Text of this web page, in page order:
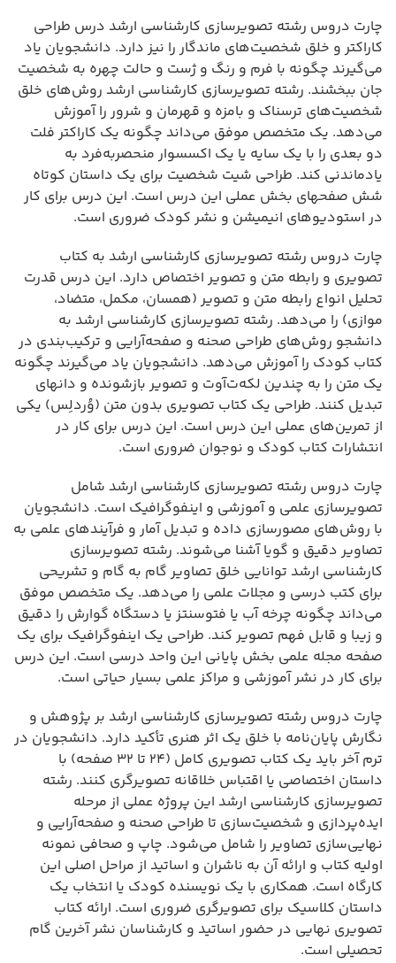
چارت دروس رشته تصویرسازی کارشناسی ارشد درس طراحی
کاراکتر و خلق شخصیت‌های ماندگار را نیز دارد. دانشجویان یاد
می‌گیرند چگونه با فرم و رنگ و ژست و حالت چهره به شخصیت
جان ببخشند. رشته تصویرسازی کارشناسی ارشد روش‌های خلق
شخصیت‌های ترسناک و بامزه و قهرمان و شرور را آموزش
می‌دهد. یک متخصص موفق می‌داند چگونه یک کاراکتر فلت
دو بعدی را با یک سایه یا یک اکسسوار منحصر‌به‌فرد به
یادماندنی کند. طراحی شیت شخصیت برای یک داستان کوتاه
شش صفحهای بخش عملی این درس است. این درس برای کار
در استودیوهای انیمیشن و نشر کودک ضروری است.
چارت دروس رشته تصویرسازی کارشناسی ارشد به کتاب
تصویری و رابطه متن و تصویر اختصاص دارد. این درس قدرت
تحلیل انواع رابطه متن و تصویر (همسان، مکمل، متضاد،
موازی) را می‌دهد. رشته تصویرسازی کارشناسی ارشد به
دانشجو روش‌های طراحی صحنه و صفحه‌آرایی و ترکیب‌بندی در
کتاب کودک را آموزش می‌دهد. دانشجویان یاد می‌گیرند چگونه
یک متن را به چندین لکه‌ت‌آوت و تصویر بازشونده و دانهای
تبدیل کنند. طراحی یک کتاب تصویری بدون متن (وُردلِس) یکی
از تمرین‌های عملی این درس است. این درس برای کار در
انتشارات کتاب کودک و نوجوان ضروری است.
چارت دروس رشته تصویرسازی کارشناسی ارشد شامل
تصویرسازی علمی و آموزشی و اینفوگرافیک است. دانشجویان
با روش‌های مصورسازی داده و تبدیل آمار و فرآیندهای علمی به
تصاویر دقیق و گویا آشنا می‌شوند. رشته تصویرسازی
کارشناسی ارشد توانایی خلق تصاویر گام به گام و تشریحی
برای کتب درسی و مجلات علمی را می‌دهد. یک متخصص موفق
می‌داند چگونه چرخه آب یا فتوسنتز یا دستگاه گوارش را دقیق
و زیبا و قابل فهم تصویر کند. طراحی یک اینفوگرافیک برای یک
صفحه مجله علمی بخش پایانی این واحد درسی است. این درس
برای کار در نشر آموزشی و مراکز علمی بسیار حیاتی است.
چارت دروس رشته تصویرسازی کارشناسی ارشد بر پژوهش و
نگارش پایان‌نامه با خلق یک اثر هنری تأکید دارد. دانشجویان در
ترم آخر باید یک کتاب تصویری کامل (۲۴ تا ۳۲ صفحه) با
داستان اختصاصی یا اقتباس خلاقانه تصویرگری کنند. رشته
تصویرسازی کارشناسی ارشد این پروژه عملی از مرحله
ایده‌پردازی و شخصیت‌سازی تا طراحی صحنه و صفحه‌آرایی و
نهایی‌سازی تصاویر را شامل می‌شود. چاپ و صحافی نمونه
اولیه کتاب و ارائه آن به ناشران و اساتید از مراحل اصلی این
کارگاه است. همکاری با یک نویسنده کودک یا انتخاب یک
داستان کلاسیک برای تصویرگری ضروری است. ارائه کتاب
تصویری نهایی در حضور اساتید و کارشناسان نشر آخرین گام
تحصیلی است.